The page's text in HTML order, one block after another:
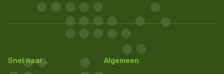
Snel naar... Algemeen